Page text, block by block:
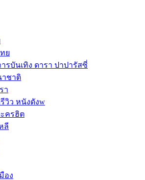
ย
รบันเทิง ดารา ปาปารัสซี่
าชาติ
า
วิว หนังดังw
ะครฮิต
ลี
อง